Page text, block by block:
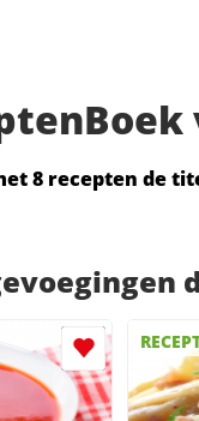
8 recepten de